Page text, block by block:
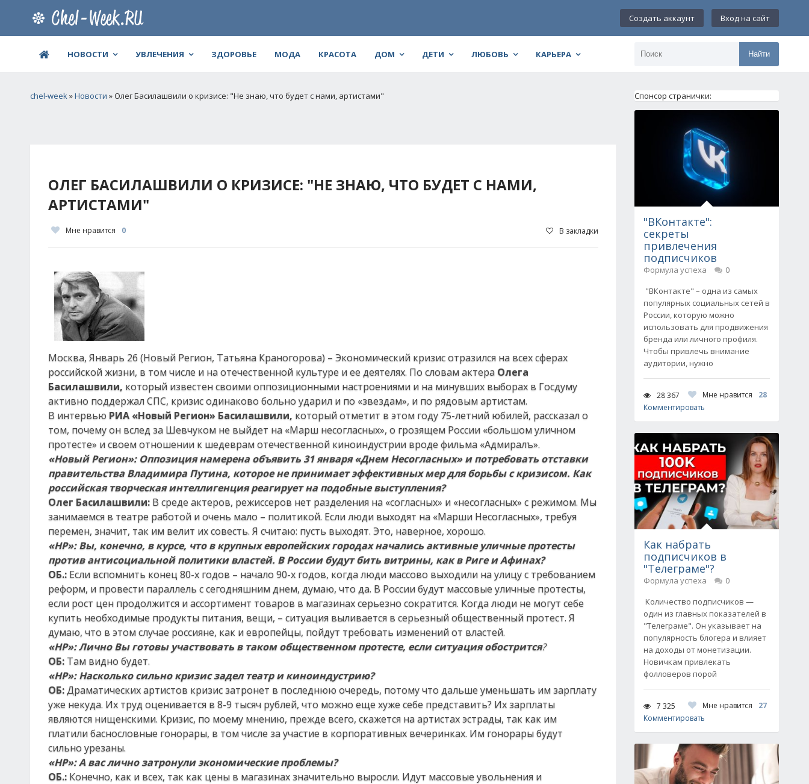
Создать аккаунт Вход на сайт
НОВОСТИ УВЛЕЧЕНИЯ ЗДОРОВЬЕ МОДА КРАСОТА ДОМ ДЕТИ ЛЮБОВЬ КАРЬЕРА Найти
chel-week»Новости » Олег Басилашвили о кризисе: "Не знаю, что будет с нами, артистами"
ОЛЕГ БАСИЛАШВИЛИ О КРИЗИСЕ: "НЕ ЗНАЮ, ЧТО БУДЕТ С НАМИ,
АРТИСТАМИ"
Мне нравится 0 В закладки
Москва, Январь 26 (Новый Регион, Татьяна Краногорова) – Экономический кризис отразился на всех сферах
российской жизни, в том числе и на отечественной культуре и ее деятелях. По словам актера Олега
Басилашвили, который известен своими оппозиционными настроениями и на минувших выборах в Госдуму
активно поддержал СПС, кризис одинаково больно ударил и по «звездам», и по рядовым артистам.
В интервью РИА «Новый Регион» Басилашвили, который отметит в этом году 75-летний юбилей, рассказал о
том, почему он вслед за Шевчуком не выйдет на «Марш несогласных», о грозящем России «большом уличном
протесте» и своем отношении к шедеврам отечественной киноиндустрии вроде фильма «Адмиралъ».
«Новый Регион»: Оппозициянамерена объявить 31 января«ДнемНесогласных»и потребовать отставки
правительства Владимира Путина, которое не принимает эффективных мер для борьбы с кризисом. Как
российскаятворческаяинтеллигенция реагирует на подобные выступления?
Олег Басилашвили: В среде актеров, режиссеров нет разделения на «согласных» и «несогласных» с режимом. Мы
занимаемся в театре работой и очень мало – политикой. Если люди выходят на «Марши Несогласных», требуя
перемен, значит, так им велит их совесть. Я считаю: пусть выходят. Это, наверное, хорошо.
«НР»: Вы, конечно, в курсе, что в крупных европейских городах начались активные уличные протесты
против антисоциальной политики властей. В России будут бить витрины, как в Риге и Афинах?
ОБ.: Если вспомнить конец 80-х годов – начало 90-х годов, когда люди массово выходили на улицу с требованием
реформ, и провести параллель с сегодняшним днем, думаю, что да. В России будут массовые уличные протесты,
если рост цен продолжится и ассортимент товаров в магазинах серьезно сократится. Когда люди не могут себе
купить необходимые продукты питания, вещи, – ситуация выливается в серьезный общественный протест. Я
думаю, что в этом случае россияне, как и европейцы, пойдут требовать изменений от властей.
«НР»: ЛичноВыготовы участвовать в таком общественном протесте, если ситуация обострится?
ОБ: Там видно будет.
«НР»: Насколько сильно кризисзаделтеатр и киноиндустрию?
ОБ:Драматических артистов кризис затронет в последнюю очередь, потому что дальше уменьшать им зарплату
уже некуда. Их труд оценивается в 8-9 тысяч рублей, что можно еще хуже себе представить? Их зарплаты
являются нищенскими. Кризис, по моему мнению, прежде всего, скажется на артистах эстрады, так как им
платили баснословные гонорары, в том числе за участие в корпоративных вечеринках. Им гонорары будут
сильно урезаны.
«НР»:А вас лично затронули экономические проблемы?
ОБ.: Конечно, как и всех, так как цены в магазинах значительно выросли. Идут массовые увольнения и
Спонсор странички:
"ВКонтакте":
секреты
привлечения
подписчиков
Формула успеха
0
"ВКонтакте" – одна из самых
популярных социальных сетей в
России, которую можно
использовать для продвижения
бренда или личного профиля.
Чтобы привлечь внимание
аудитории, нужно
28 367 Мне нравится
28
Комментировать
Как набрать
подписчиков в
"Телеграме"?
Формула успеха
0
Количество подписчиков —
один из главных показателей в
"Телеграме". Он указывает на
популярность блогера и влияет
на доходы от монетизации.
Новичкам привлекать
фолловеров порой
7 325 Мне нравится
27
Комментировать